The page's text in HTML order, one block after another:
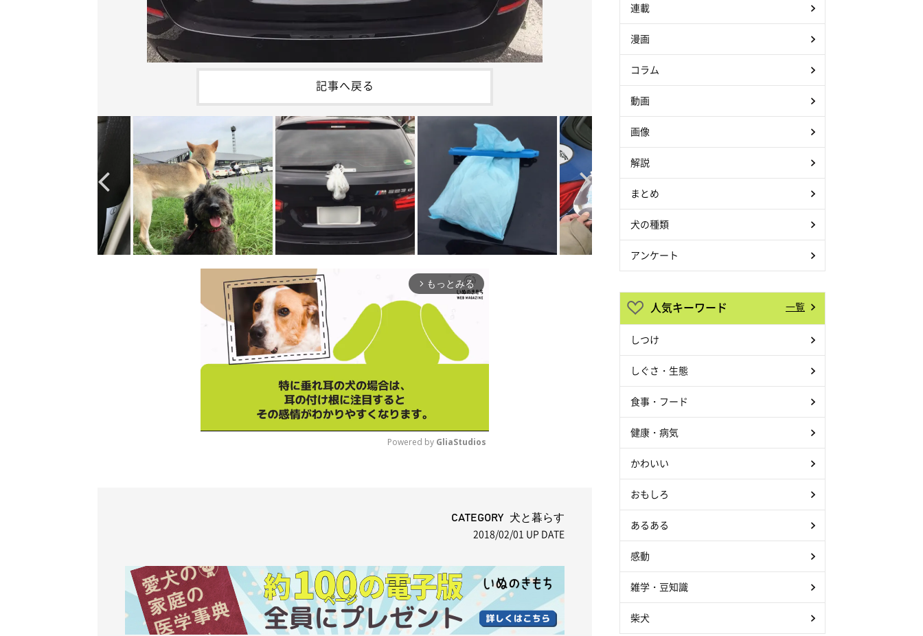
記事へ戻る
arrow_forward_ios もっとみる
Powered by GliaStudios
CATEGORY 犬と暮らす
2018/02/01 UP DATE
連載
漫画
コラム
動画
画像
解説
まとめ
犬の種類
アンケート
人気キーワード 一覧
しつけ
しぐさ・生態
食事・フード
健康・病気
かわいい
おもしろ
あるある
感動
雑学・豆知識
柴犬